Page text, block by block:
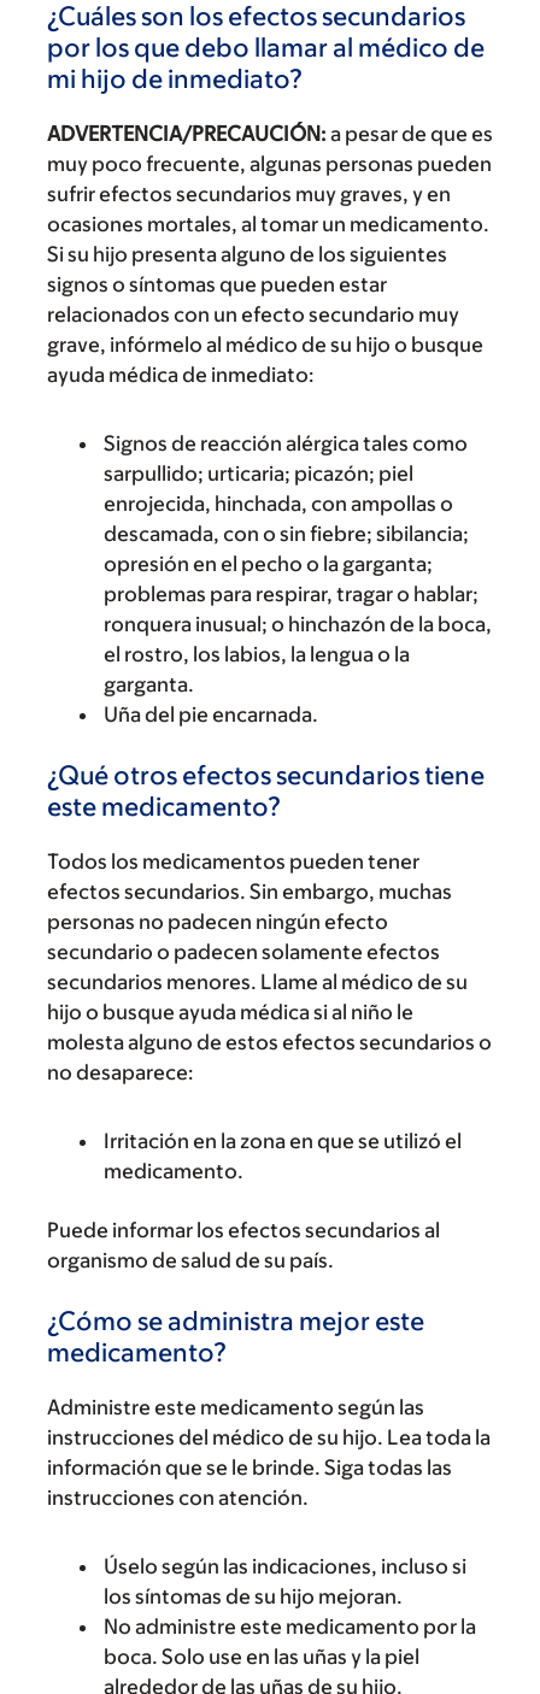
¿Cuáles son los efectos secundarios
por los que debo llamar al médico de
mi hijo de inmediato?
ADVERTENCIA/PRECAUCIÓN: a pesar de que es
muy poco frecuente, algunas personas pueden
sufrir efectos secundarios muy graves, y en
ocasiones mortales, al tomar un medicamento.
Si su hijo presenta alguno de los siguientes
signos o síntomas que pueden estar
relacionados con un efecto secundario muy
grave, infórmelo al médico de su hijo o busque
ayuda médica de inmediato:
Signos de reacción alérgica tales como
sarpullido; urticaria; picazón; piel
enrojecida, hinchada, con ampollas o
descamada, con o sin fiebre; sibilancia;
opresión en el pecho o la garganta;
problemas para respirar, tragar o hablar;
ronquera inusual; o hinchazón de la boca,
el rostro, los labios, la lengua o la
garganta.
Uña del pie encarnada.
¿Qué otros efectos secundarios tiene
este medicamento?
Todos los medicamentos pueden tener
efectos secundarios. Sin embargo, muchas
personas no padecen ningún efecto
secundario o padecen solamente efectos
secundarios menores. Llame al médico de su
hijo o busque ayuda médica si al niño le
molesta alguno de estos efectos secundarios o
no desaparece:
Irritación en la zona en que se utilizó el
medicamento.
Puede informar los efectos secundarios al
organismo de salud de su país.
¿Cómo se administra mejor este
medicamento?
Administre este medicamento según las
instrucciones del médico de su hijo. Lea toda la
información que se le brinde. Siga todas las
instrucciones con atención.
Úselo según las indicaciones, incluso si
los síntomas de su hijo mejoran.
No administre este medicamento por la
boca. Solo use en las uñas y la piel
alrededor de las uñas de su hijo.